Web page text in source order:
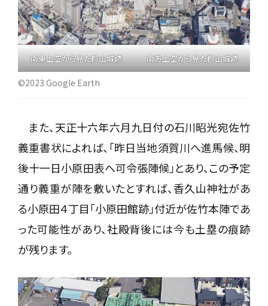
南東上空から見た郡山城跡 南方上空から見た郡山城跡
©2023 Google Earth
また、天正十六年六月九日付の石川昭光宛佐竹
義重書状によれば、「昨日当地須賀川へ進馬候、明
後十一日小原田表へ可令張陣候」とあり、この予定
通り義重が陣を敷いたとすれば、香久山神社があ
る小原田４丁目「小原田館跡」付近が佐竹本陣であ
った可能性があり、社殿背後には今も土塁の痕跡
が残ります。